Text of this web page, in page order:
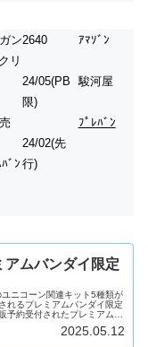
ン
リ
ﾞﾝ
2640
24/05(PB
限)
24/02(先
行)
ｱﾏｿﾞﾝ
駿河屋
ﾌﾟﾚﾊﾞﾝ
アムバンダイ限定
ニコーン関連キット5種類が
れるプレミアムバンダイ限定
予約受付されたプレミアムバ
2次、3次受付がされることが
2025.05.12